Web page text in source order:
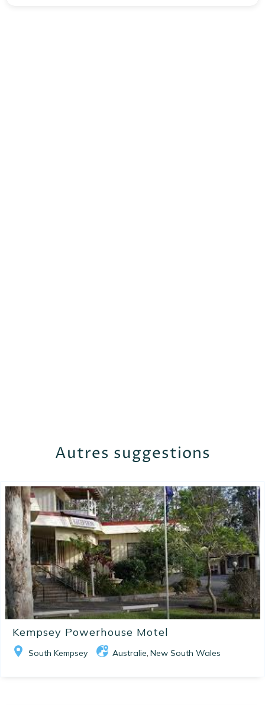
Autres suggestions
Kempsey Powerhouse Motel
South Kempsey Australie, New South Wales